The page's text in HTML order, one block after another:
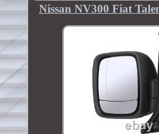
Nissan NV300 Fiat